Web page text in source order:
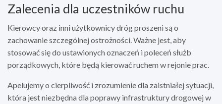
Zalecenia dla uczestników ruchu
Kierowcy oraz inni użytkownicy dróg proszeni są o
zachowanie szczególnej ostrożności. Ważne jest, aby
stosować się do ustawionych oznaczeń i poleceń służb
porządkowych, które będą kierować ruchem w rejonie prac.
Apelujemy o cierpliwość i zrozumienie dla zaistniałej sytuacji,
która jest niezbędna dla poprawy infrastruktury drogowej w